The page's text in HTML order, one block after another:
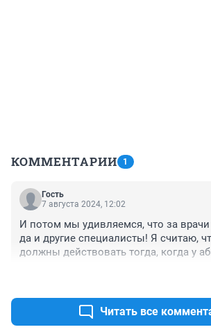
КОММЕНТАРИИ 1
Гость
7 августа 2024, 12:02
И потом мы удивляемся, что за врачи
да и другие специалисты! Я считаю,
должны действовать тогда, когда у
Читать все